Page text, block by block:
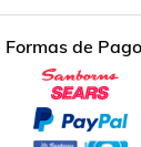
Formas de Pago